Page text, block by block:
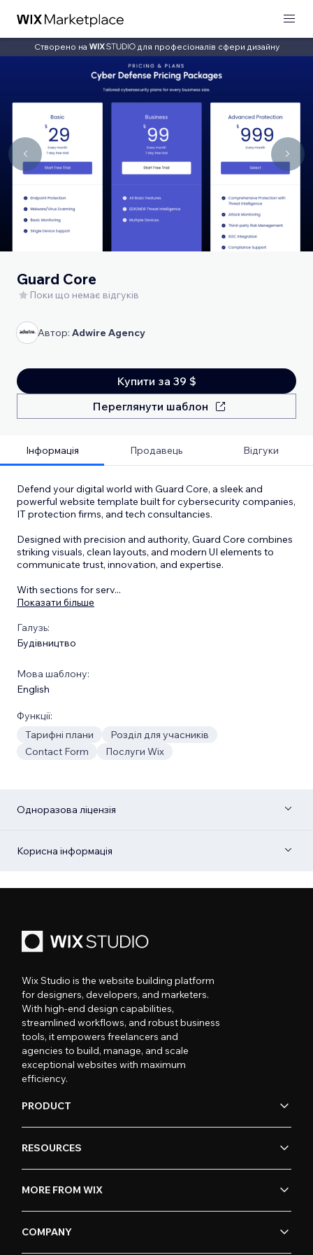
Створено на для професіоналів сфери дизайну
Guard Core
Поки що немає відгуків
Автор: Adwire Agency
Купити за 39 $
Переглянути шаблон
Інформація Продавець Відгуки
Defend your digital world with Guard Core, a sleek and
powerful website template built for cybersecurity companies,
IT protection firms, and tech consultancies.
Designed with precision and authority, Guard Core combines
striking visuals, clean layouts, and modern UI elements to
communicate trust, innovation, and expertise.
With sections for serv...
Показати більше
Галузь:
Будівництво
Мова шаблону:
English
Функції:
Тарифні плани
Розділ для учасників
Contact Form
Послуги Wix
Одноразова ліцензія
Корисна інформація
Wix Studio is the website building platform
for designers, developers, and marketers.
With high-end design capabilities,
streamlined workflows, and robust business
tools, it empowers freelancers and
agencies to build, manage, and scale
exceptional websites with maximum
efficiency.
PRODUCT
RESOURCES
MORE FROM WIX
COMPANY